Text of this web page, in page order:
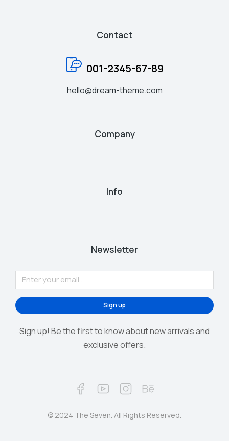
Contact
001-2345-67-89
hello@dream-theme.com
Company
Info
Newsletter
Sign up
Sign up! Be the first to know about new arrivals and
exclusive offers.
© 2024 The Seven. All Rights Reserved.